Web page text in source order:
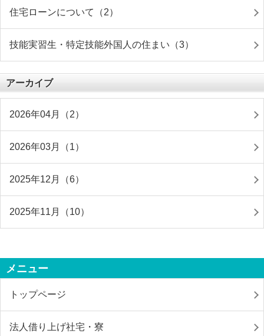
住宅ローンについて（2）
技能実習生・特定技能外国人の住まい（3）
アーカイブ
2026年04月（2）
2026年03月（1）
2025年12月（6）
2025年11月（10）
メニュー
トップページ
法人借り上げ社宅・寮